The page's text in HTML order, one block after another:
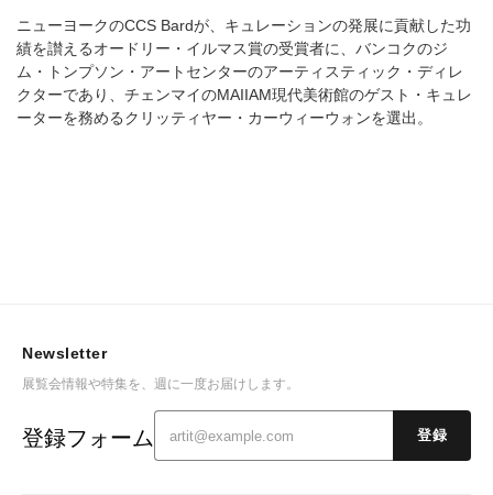
ニューヨークのCCS Bardが、キュレーションの発展に貢献した功
績を讃えるオードリー・イルマス賞の受賞者に、バンコクのジ
ム・トンプソン・アートセンターのアーティスティック・ディレ
クターであり、チェンマイのMAIIAM現代美術館のゲスト・キュレ
ーターを務めるクリッティヤー・カーウィーウォンを選出。
Newsletter
展覧会情報や特集を、週に一度お届けします。
登録フォーム 登録